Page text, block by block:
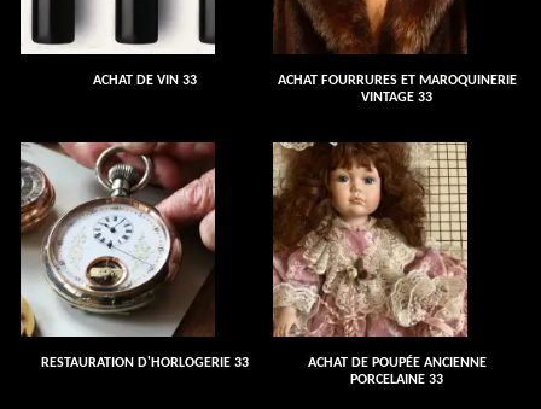
ACHAT DE VIN 33
ACHAT FOURRURES ET MAROQUINERIE
VINTAGE 33
RESTAURATION D'HORLOGERIE 33
ACHAT DE POUPÉE ANCIENNE
PORCELAINE 33